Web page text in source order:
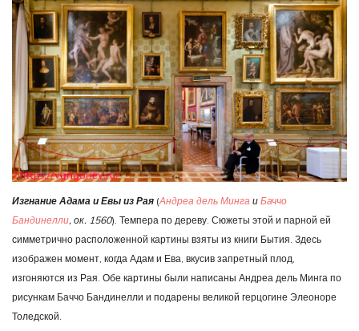
Изгнание Адама и Евы из Рая (Андреа дель Минга и Баччо
Бандинелли, ок. 1560). Темпера по дереву. Сюжеты этой и парной ей
симметрично расположенной картины взяты из книги Бытия. Здесь
изображен момент, когда Адам и Ева, вкусив запретный плод,
изгоняются из Рая. Обе картины были написаны Андреа дель Минга по
рисункам Баччо Бандинелли и подарены великой герцогине Элеоноре
Толедской.